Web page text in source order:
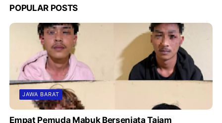
POPULAR POSTS
JAWA BARAT
Empat Pemuda Mabuk Bersenjata Tajam